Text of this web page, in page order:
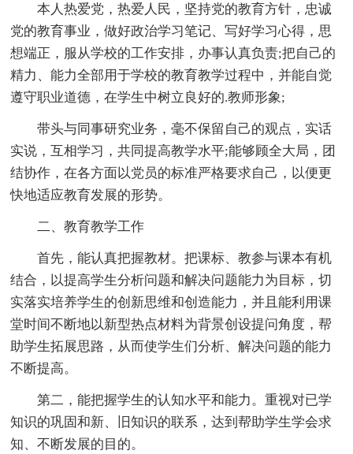
本人热爱党，热爱人民，坚持党的教育方针，忠诚
党的教育事业，做好政治学习笔记、写好学习心得，思
想端正，服从学校的工作安排，办事认真负责;把自己的
精力、能力全部用于学校的教育教学过程中，并能自觉
遵守职业道德，在学生中树立良好的.教师形象;
带头与同事研究业务，毫不保留自己的观点，实话
实说，互相学习，共同提高教学水平;能够顾全大局，团
结协作，在各方面以党员的标准严格要求自己，以便更
快地适应教育发展的形势。
二、教育教学工作
首先，能认真把握教材。把课标、教参与课本有机
结合，以提高学生分析问题和解决问题能力为目标，切
实落实培养学生的创新思维和创造能力，并且能利用课
堂时间不断地以新型热点材料为背景创设提问角度，帮
助学生拓展思路，从而使学生们分析、解决问题的能力
不断提高。
第二，能把握学生的认知水平和能力。重视对已学
知识的巩固和新、旧知识的联系，达到帮助学生学会求
知、不断发展的目的。